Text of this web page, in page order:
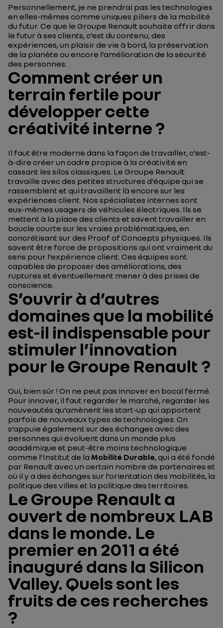
Personnellement, je ne prendrai pas les technologies
en elles-mêmes comme uniques piliers de la mobilité
du futur. Ce que le Groupe Renault souhaite offrir dans
le futur à ses clients, c’est du contenu, des
expériences, un plaisir de vie à bord, la préservation
de la planète ou encore l’amélioration de la sécurité
des personnes.
Comment créer un
terrain fertile pour
développer cette
créativité interne ?
Il faut être moderne dans la façon de travailler, c’est-
à-dire créer un cadre propice à la créativité en
cassant les silos classiques. Le Groupe Renault
travaille avec des petites structures d’équipe qui se
rassemblent et qui travaillent là encore sur les
expériences client. Nos spécialistes internes sont
eux-mêmes usagers de véhicules électriques. Ils se
mettent à la place des clients et savent travailler en
boucle courte sur les vraies problématiques, en
concrétisant sur des Proof of Concepts physiques. Ils
savent être force de propositions qui ont vraiment du
sens pour l’expérience client. Ces équipes sont
capables de proposer des améliorations, des
ruptures et éventuellement mener à des prises de
conscience.
S’ouvrir à d’autres
domaines que la mobilité
est-il indispensable pour
stimuler l’innovation
pour le Groupe Renault ?
Oui, bien sûr ! On ne peut pas innover en bocal fermé.
Pour innover, il faut regarder le marché, regarder les
nouveautés qu’amènent les start-up qui apportent
parfois de nouveaux types de technologies. On
s’appuie également sur des échanges avec des
personnes qui évoluent dans un monde plus
académique et peut-être moins technologique
comme l’Institut de la Mobilité Durable, qui a été fondé
par Renault avec un certain nombre de partenaires et
où il y a des échanges sur l’orientation des mobilités, la
politique des villes et la politique des territoires.
Le Groupe Renault a
ouvert de nombreux LAB
dans le monde. Le
premier en 2011 a été
inauguré dans la Silicon
Valley. Quels sont les
fruits de ces recherches
?